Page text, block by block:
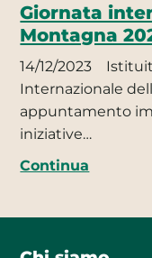
Giornata
Montagna
14/12/2023
Internazionale
appuntamento
iniziative…
Continua